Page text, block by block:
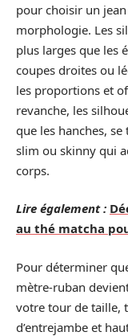
pour choisir un
morphologie. Les
plus larges que les
coupes droites ou
les proportions et
revanche, les
que les hanches,
slim ou skinny qui
corps.
Lire également :
au thé matcha
Pour déterminer
mètre-ruban
votre tour de taille,
d’entrejambe et